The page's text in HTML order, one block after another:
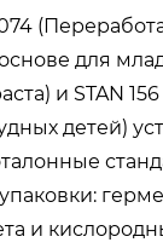
для
и STAN
детей)
и